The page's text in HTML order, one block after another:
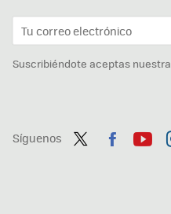
Suscribiéndote aceptas nuestra
Síguenos